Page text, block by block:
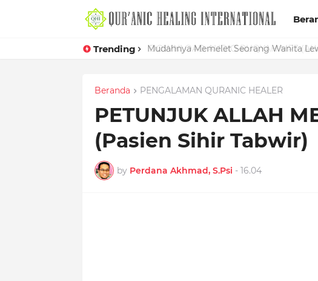
Trending Mudahnya Memelet Seorang Wanita
Beranda PENGALAMAN QURANIC HEALER
PETUNJUK ALLAH
(Pasien Sihir Tabwir)
by Perdana Akhmad, S.Psi - 16.04